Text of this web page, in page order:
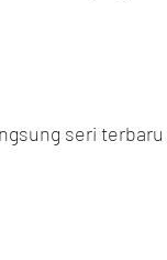
seri